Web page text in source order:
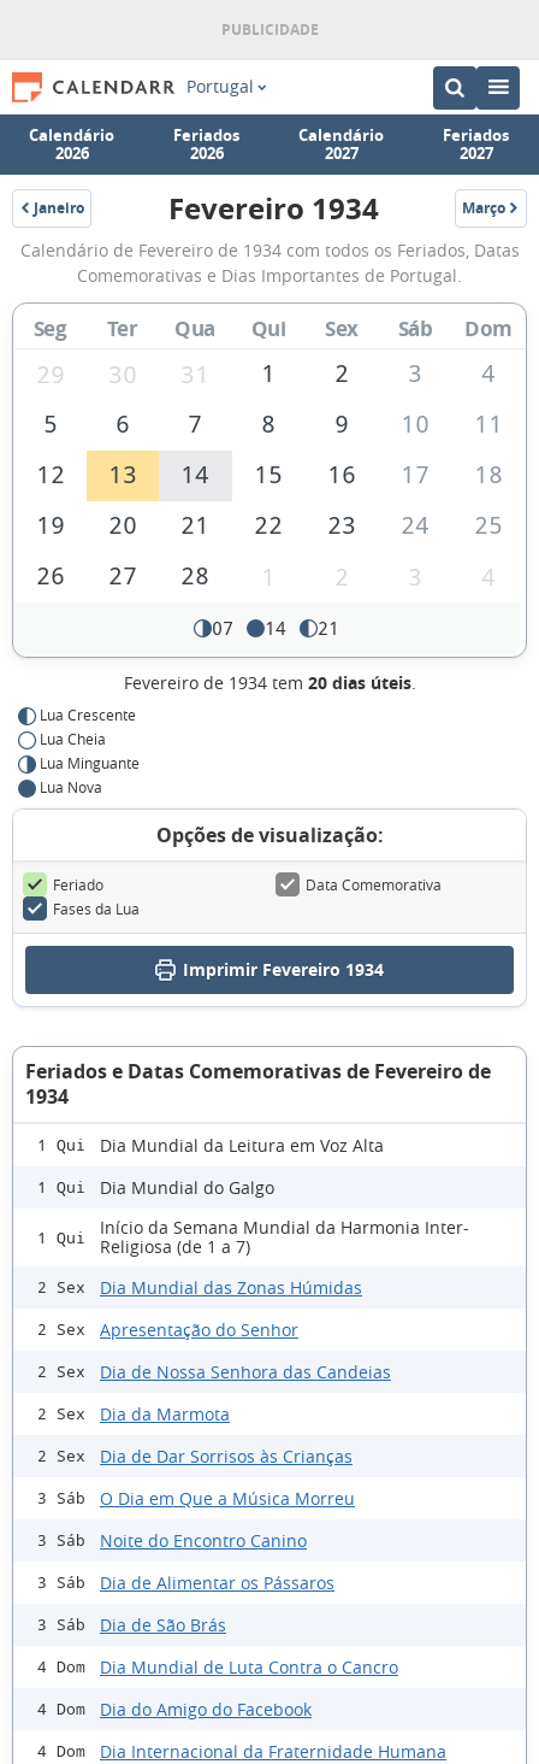
Portugal
Calendário
2026
Feriados
2026
Calendário
2027
Feriados
2027
Janeiro
1934
Calendário
de
Fevereiro
de
Fevereiro 1934 Março
1934
Calendário de Fevereiro de 1934 com todos os Feriados, Datas
Comemorativas e Dias Importantes de Portugal.
Seg Ter Qua Qui Sex Sáb Dom
29 30 31 1 2 3
4
5
6 7 8 9 10
11
12
13 14 15 16 17
18
19
20 21 22 23 24
25
26
27 28 1 2 3 4
07 14 21
Fevereiro de 1934 tem 20 dias úteis.
Lua Crescente
Lua Cheia
Lua Minguante
Lua Nova
Opções de visualização:
Feriado
Data Comemorativa
Fases da Lua
Imprimir Fevereiro 1934
Feriados e Datas Comemorativas de Fevereiro de
1934
1 Qui Dia Mundial da Leitura em Voz Alta
1 Qui Dia Mundial do Galgo
1 Qui
Início da Semana Mundial da Harmonia Inter-
Religiosa (de 1 a 7)
2 Sex Dia Mundial das Zonas Húmidas
2 Sex Apresentação do Senhor
2 Sex Dia de Nossa Senhora das Candeias
2 Sex Dia da Marmota
2 Sex Dia de Dar Sorrisos às Crianças
3 Sáb O Dia em Que a Música Morreu
3 Sáb Noite do Encontro Canino
3 Sáb Dia de Alimentar os Pássaros
3 Sáb Dia de São Brás
4 Dom Dia Mundial de Luta Contra o Cancro
4 Dom Dia do Amigo do Facebook
4 Dom Dia Internacional da Fraternidade Humana